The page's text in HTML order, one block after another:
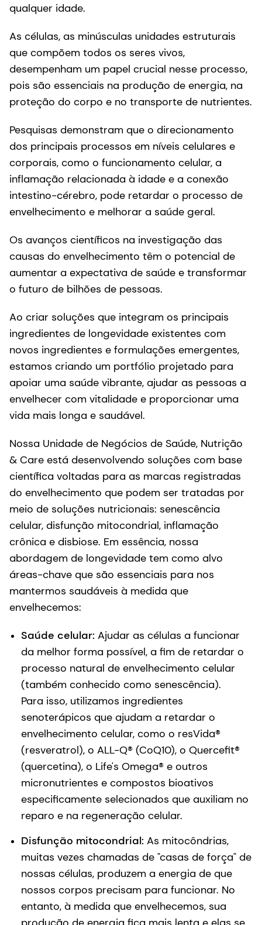
qualquer idade.
As células, as minúsculas unidades estruturais
que compõem todos os seres vivos,
desempenham um papel crucial nesse processo,
pois são essenciais na produção de energia, na
proteção do corpo e no transporte de nutrientes.
Pesquisas demonstram que o direcionamento
dos principais processos em níveis celulares e
corporais, como o funcionamento celular, a
inflamação relacionada à idade e a conexão
intestino-cérebro, pode retardar o processo de
envelhecimento e melhorar a saúde geral.
Os avanços científicos na investigação das
causas do envelhecimento têm o potencial de
aumentar a expectativa de saúde e transformar
o futuro de bilhões de pessoas.
Ao criar soluções que integram os principais
ingredientes de longevidade existentes com
novos ingredientes e formulações emergentes,
estamos criando um portfólio projetado para
apoiar uma saúde vibrante, ajudar as pessoas a
envelhecer com vitalidade e proporcionar uma
vida mais longa e saudável.
Nossa Unidade de Negócios de Saúde, Nutrição
& Care está desenvolvendo soluções com base
científica voltadas para as marcas registradas
do envelhecimento que podem ser tratadas por
meio de soluções nutricionais: senescência
celular, disfunção mitocondrial, inflamação
crônica e disbiose. Em essência, nossa
abordagem de longevidade tem como alvo
áreas-chave que são essenciais para nos
mantermos saudáveis à medida que
envelhecemos:
Saúde celular: Ajudar as células a funcionar
da melhor forma possível, a fim de retardar o
processo natural de envelhecimento celular
(também conhecido como senescência).
Para isso, utilizamos ingredientes
senoterápicos que ajudam a retardar o
envelhecimento celular, como o resVida®
(resveratrol), o ALL-Q® (CoQ10), o Quercefit®
(quercetina), o Life's Omega® e outros
micronutrientes e compostos bioativos
especificamente selecionados que auxiliam no
reparo e na regeneração celular.
Disfunção mitocondrial: As mitocôndrias,
muitas vezes chamadas de "casas de força" de
nossas células, produzem a energia de que
nossos corpos precisam para funcionar. No
entanto, à medida que envelhecemos, sua